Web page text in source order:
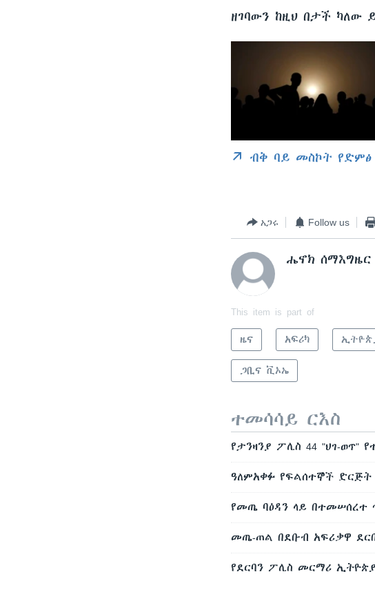
ዘገባውን ከዚህ በታች
ብቅ ባይ መስኮት
አጋሩ Follow us
ሔኖክ ሰማእግዜር
This item is part of
ዜና አፍሪካ
ጋቢና ቪኦኤ
ተመሳሳይ ርእስ
የታንዛንያ ፖሊስ 44 "ህገ-ወጥ"
ዓለምአቀፉ የፍልሰተኞች ድርጅት
የመጤ ባዕዳን ላይ በተመሠሰረተ
መጤ-ጠል በደቡብ አፍሪቃዋ
የደርባን ፖሊስ መርማሪ